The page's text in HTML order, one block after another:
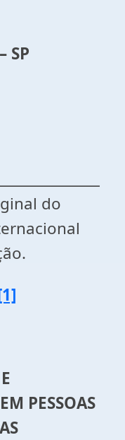
SP
do
PESSOAS